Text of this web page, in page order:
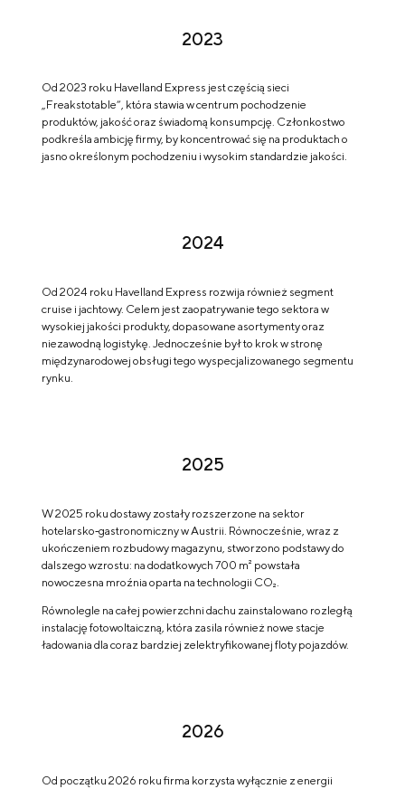
2023
Od 2023 roku Havelland Express jest częścią sieci
„Freakstotable”, która stawia w centrum pochodzenie
produktów, jakość oraz świadomą konsumpcję. Członkostwo
podkreśla ambicję firmy, by koncentrować się na produktach o
jasno określonym pochodzeniu i wysokim standardzie jakości.
2024
Od 2024 roku Havelland Express rozwija również segment
cruise i jachtowy. Celem jest zaopatrywanie tego sektora w
wysokiej jakości produkty, dopasowane asortymenty oraz
niezawodną logistykę. Jednocześnie był to krok w stronę
międzynarodowej obsługi tego wyspecjalizowanego segmentu
rynku.
2025
W 2025 roku dostawy zostały rozszerzone na sektor
hotelarsko‑gastronomiczny w Austrii. Równocześnie, wraz z
ukończeniem rozbudowy magazynu, stworzono podstawy do
dalszego wzrostu: na dodatkowych 700 m² powstała
nowoczesna mroźnia oparta na technologii CO₂.
Równolegle na całej powierzchni dachu zainstalowano rozległą
instalację fotowoltaiczną, która zasila również nowe stacje
ładowania dla coraz bardziej zelektryfikowanej floty pojazdów.
2026
Od początku 2026 roku firma korzysta wyłącznie z energii